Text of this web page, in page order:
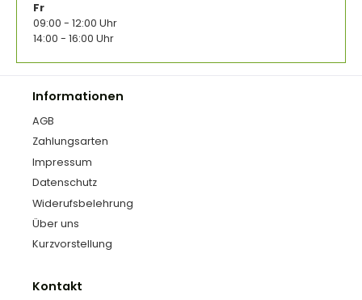
Fr
09:00 - 12:00 Uhr
14:00 - 16:00 Uhr
Informationen
AGB
Zahlungsarten
Impressum
Datenschutz
Widerufsbelehrung
Über uns
Kurzvorstellung
Kontakt